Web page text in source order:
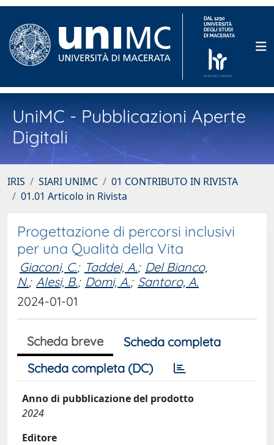
UniMC - Pubblicazioni Aperte
Digitali
IRIS SIARI UNIMC
01 CONTRIBUTO IN RIVISTA
01.01 Articolo in Rivista
Progettazione di percorsi inclusivi
per una Qualità della Vita
Giaconi, C.; Taddei, A.; Del Bianco,
N.; Alesi, B.; Domi, A.; Santoro, A.
2024-01-01
Scheda breve
Scheda completa
Scheda completa (DC)
Anno di pubblicazione del prodotto
2024
Editore